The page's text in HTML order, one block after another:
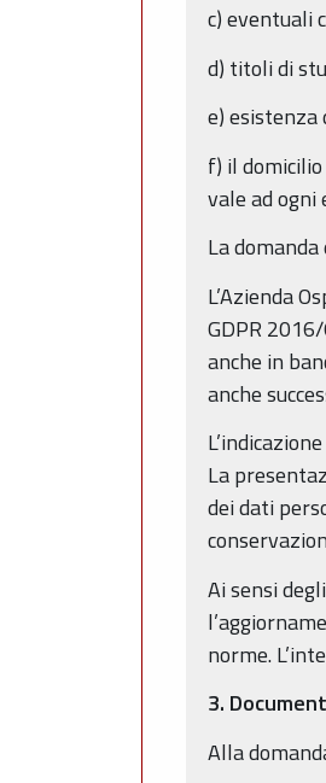
c) eventuali
d) titoli di
e)
f) il
vale ad
La
L’Azienda
GDPR
anche in
anche
La
dei dati
Ai sensi
norme.
3.
Alla